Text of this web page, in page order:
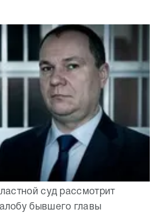
суд рассмотрит
бывшего главы